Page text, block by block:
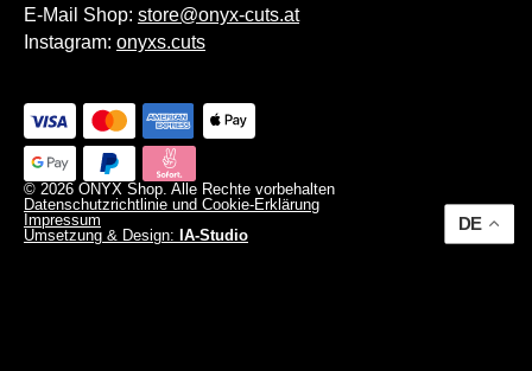
E-Mail Shop: store@onyx-cuts.at
Instagram: onyxs.cuts
© 2026 ONYX Shop. Alle Rechte vorbehalten
Datenschutzrichtlinie und Cookie-Erklärung
Impressum
Umsetzung & Design: IA-Studio
DE